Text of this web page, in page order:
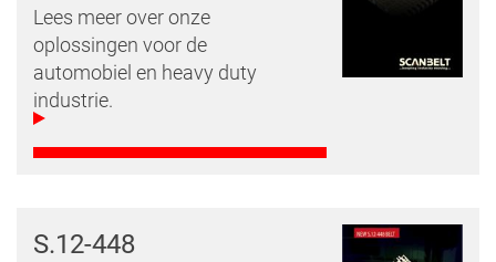
Lees meer over onze
oplossingen voor de
automobiel en heavy duty
industrie.
S.12-448